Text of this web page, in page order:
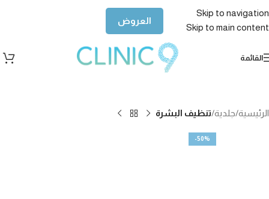
Skip to navigation
Skip to main content
العروض
القائمة
الرئيسية جلدية تنظيف البشرة
-50%